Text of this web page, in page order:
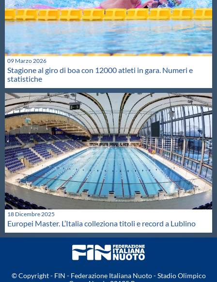
09 Marzo 2026
Stagione al giro di boa con 12000 atleti in gara. Numeri e
statistiche
18 Dicembre 2025
Europei Master. L’Italia colleziona titoli e record a Lublino
© Copyright - FIN - Federazione Italiana Nuoto - Stadio Olimpico